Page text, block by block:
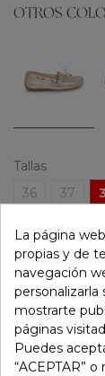
OTROS
Tallas
36
37
-
Referencia:
Marca: Fluchos
La página
propias y de
navegación
personalizarla
mostrarte
páginas
Puedes
“ACEPTAR”